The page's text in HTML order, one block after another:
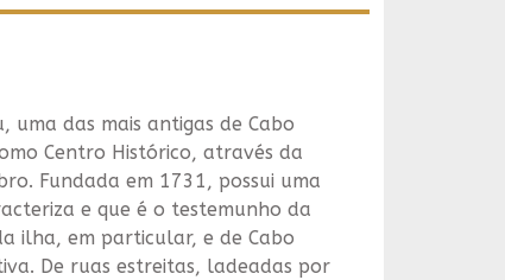
uma das mais antigas de Cabo
Centro Histórico, através da
Fundada em 1731, possui uma
e que é o testemunho da
ilha, em particular, e de Cabo
De ruas estreitas, ladeadas por